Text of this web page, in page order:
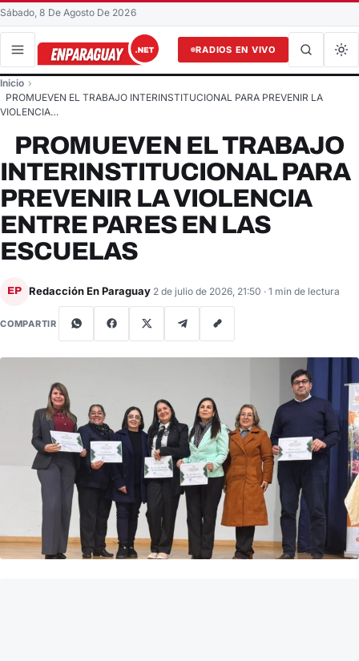
Sábado, 8 De Agosto De 2026
RADIOS EN VIVO
Buscar en el sitio
Buscar
Inicio
PROMUEVEN EL TRABAJO INTERINSTITUCIONAL PARA PREVENIR LA
VIOLENCIA…
PROMUEVEN EL TRABAJO
INTERINSTITUCIONAL PARA
PREVENIR LA VIOLENCIA
ENTRE PARES EN LAS
ESCUELAS
EP Redacción En Paraguay 2 de julio de 2026, 21:50 · 1 min de lectura
COMPARTIR